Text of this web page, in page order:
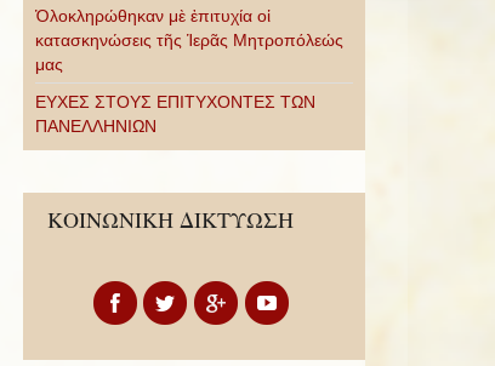
Ὁλοκληρώθηκαν μὲ ἐπιτυχία οἱ
κατασκηνώσεις τῆς Ἱερᾶς Μητροπόλεώς
μας
ΕΥΧΕΣ ΣΤΟΥΣ ΕΠΙΤΥΧΟΝΤΕΣ ΤΩΝ
ΠΑΝΕΛΛΗΝΙΩΝ
ΚΟΙΝΩΝΙΚΗ ΔΙΚΤΥΩΣΗ